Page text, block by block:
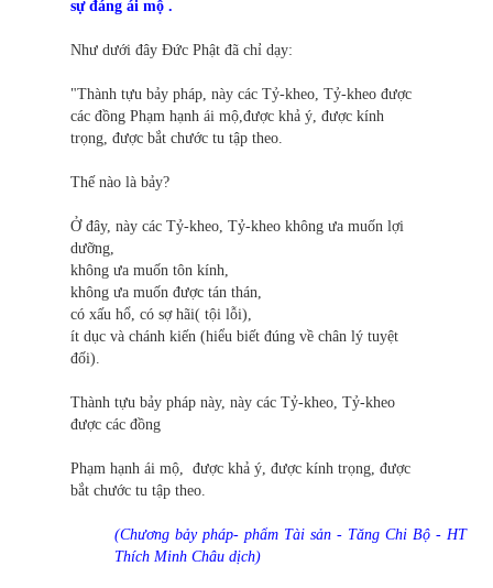
sự đáng ái mộ .
Như dưới đây Đức Phật đã chỉ dạy:
"Thành tựu bảy pháp, này các Tỷ-kheo, Tỷ-kheo được
các đồng Phạm hạnh ái mộ,được khả ý, được kính
trọng, được bắt chước tu tập theo.
Thế nào là bảy?
Ở đây, này các Tỷ-kheo, Tỷ-kheo không ưa muốn lợi
dưỡng,
không ưa muốn tôn kính,
không ưa muốn được tán thán,
có xấu hổ, có sợ hãi( tội lỗi),
ít dục và chánh kiến (hiểu biết đúng về chân lý tuyệt
đối).
Thành tựu bảy pháp này, này các Tỷ-kheo, Tỷ-kheo
được các đồng
Phạm hạnh ái mộ, được khả ý, được kính trọng, được
bắt chước tu tập theo.
(Chương bảy pháp- phẩm Tài sản - Tăng Chi Bộ - HT
Thích Minh Châu dịch)